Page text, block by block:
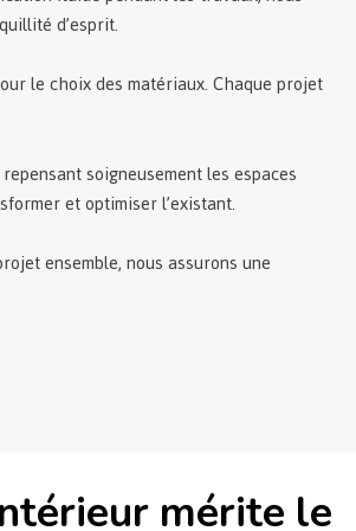
d’esprit.
le choix des matériaux. Chaque projet
soigneusement les espaces
et optimiser l’existant.
ensemble, nous assurons une
mérite le